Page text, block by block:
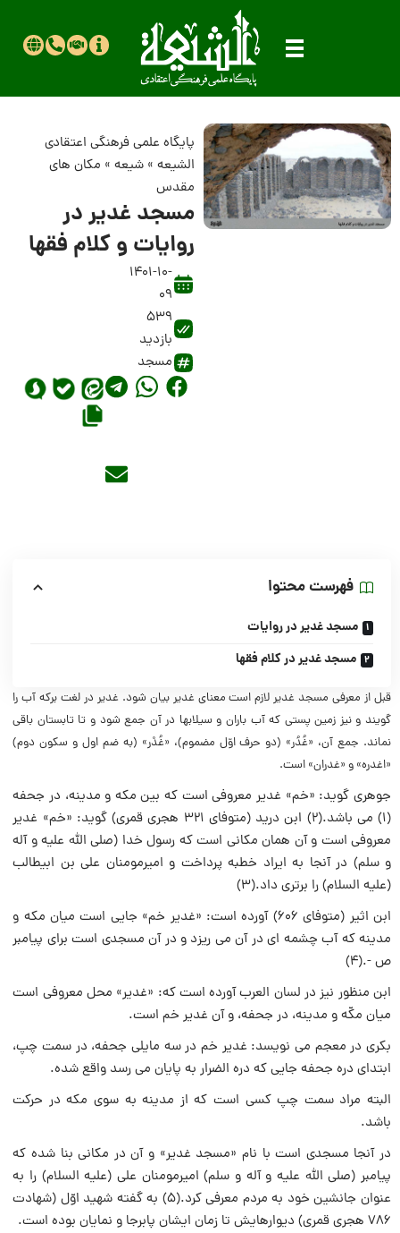
پایگاه علمی فرهنگی اعتقادی
الشیعه» شیعه» مکان های
مقدس
مسجد غدیر در
روایات و کلام فقها
1401-10-
09
539
بازدید
مسجد
فهرست محتوا
مسجد غدیر در روایات
مسجد غدیر در کلام فقها
قبل از معرفی مسجد غدیر لازم است معنای غدیر بیان شود. غدیر در لغت برکه آب را
گویند و نیز زمین پستی که آب باران و سیلابها در آن جمع شود و تا تابستان باقی
نماند. جمع آن، «غُدُر» (دو حرف اوّل مضموم)، «غُدْر» (به ضم اول و سکون دوم)
«اغدره» و «غدران» است.
جوهری گوید: «خم» غدیر معروفی است که بین مکه و مدینه، در جحفه
(۱) می باشد.(۲) ابن درید (متوفای ۳۲۱ هجری قمری) گوید: «خم» غدیر
معروفی است و آن همان مکانی است که رسول خدا (صلی الله علیه و آله
و سلم) در آنجا به ایراد خطبه پرداخت و امیرمومنان علی بن ابیطالب
(علیه السلام) را برتری داد.(۳)
ابن اثیر (متوفای ۶۰۶) آورده است: «غدیر خم» جایی است میان مکه و
مدینه که آب چشمه ای در آن می ریزد و در آن مسجدی است برای پیامبر
ص -.(۴)
ابن منظور نیز در لسان العرب آورده است که: «غدیر» محل معروفی است
میان مکّه و مدینه، در جحفه، و آن غدیر خم است.
بکری در معجم می نویسد: غدیر خم در سه مایلی جحفه، در سمت چپ،
ابتدای دره جحفه جایی که دره الضرار به پایان می رسد واقع شده.
البته مراد سمت چپ کسی است که از مدینه به سوی مکه در حرکت
باشد.
در آنجا مسجدی است با نام «مسجد غدیر» و آن در مکانی بنا شده که
پیامبر (صلی الله علیه و آله و سلم) امیرمومنان علی (علیه السلام) را به
عنوان جانشین خود به مردم معرفی کرد.(۵) به گفته شهید اوّل (شهادت
۷۸۶ هجری قمری) دیوارهایش تا زمان ایشان پابرجا و نمایان بوده است.